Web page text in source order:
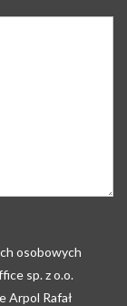
osobowych
sp. z o.o.
Arpol Rafał